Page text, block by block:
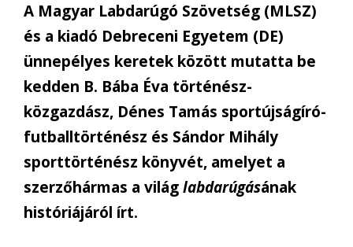
A Magyar Labdarúgó Szövetség (MLSZ)
és a kiadó Debreceni Egyetem (DE)
ünnepélyes keretek között mutatta be
kedden B. Bába Éva történész-
közgazdász, Dénes Tamás sportújságíró-
futballtörténész és Sándor Mihály
sporttörténész könyvét, amelyet a
szerzőhármas a világlabdarúgásának
históriájáról írt.